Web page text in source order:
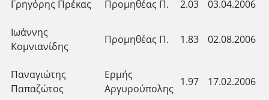
Γρηγόρης Πρέκας Προμηθέας Π. 2.03 03.04.2006
Ιωάννης
Κομνιανίδης
Προμηθέας Π. 1.83 02.08.2006
Παναγιώτης
Παπαζώτος
Ερμής
Αργυρούπολης
1.97 17.02.2006